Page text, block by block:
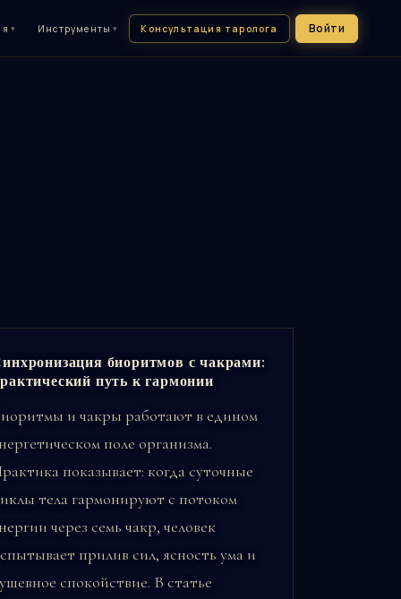
▾ Инструменты ▾ Консультация таролога Войти
биоритмов с чакрами:
путь к гармонии
и чакры работают в едином
поле организма.
показывает: когда суточные
тела гармонируют с потоком
через семь чакр, человек
прилив сил, ясность ума и
спокойствие. В статье